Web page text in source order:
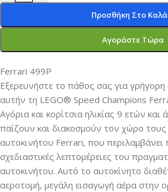
Προσθήκη Στο
Αγοράστε Τώρα
Ferrari 499P
Εξερευνήστε το πάθος σας για γρήγορη
αυτήν τη LEGO® Speed Champions
Αγόρια και κορίτσια ηλικίας 9 ετών
παίζουν και διακοσμούν τον χώρο
αυτοκινήτου Ferrari, που περιλαμβάνει
σχεδιαστικές λεπτομέρειες του
αυτοκινήτου. Αυτό το αυτοκίνητο
αεροτομή, μεγάλη εισαγωγή αέρα στην